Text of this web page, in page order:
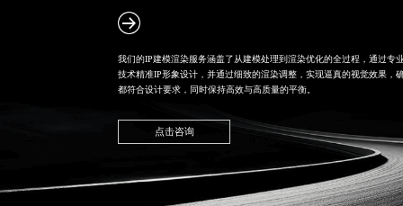
我们的IP建模渲染服务涵盖了从建模处理到渲染优化的全过程，通过专
技术精准IP形象设计 ，并通过细致的渲染调整，实现逼真的视觉效果，
都符合设计要求，同时保持高效与高质量的平衡。
点击咨询